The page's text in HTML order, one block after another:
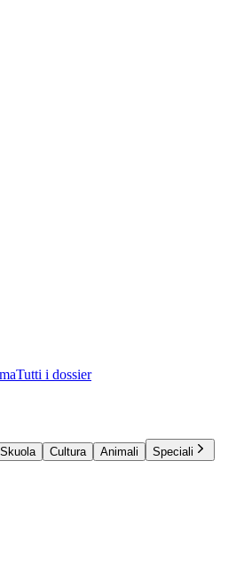
Tutti i dossier
Skuola Cultura Animali
Speciali